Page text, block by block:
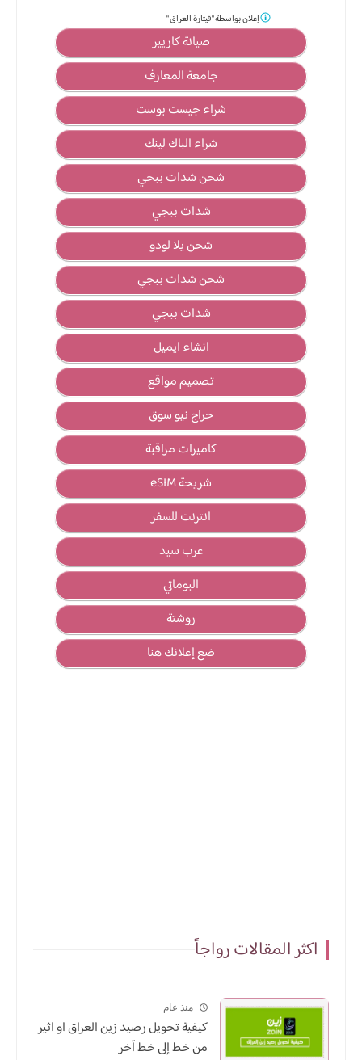
صيانة كاريير
جامعة المعارف
شراء جيست بوست
شراء الباك لينك
شحن شدات ببحي
شدات ببجي
شحن يلا لودو
شحن شدات ببجي
شدات ببجي
انشاء ايميل
تصميم مواقع
حراج نيو سوق
كاميرات مراقبة
شريحة eSIM
انترنت للسفر
عرب سيد
البوماتي
روشتة
ضع إعلانك هنا
إعلان بواسطة"قيثارة العراق "
اكثر المقالات رواجاً
منذ عام
كيفية تحويل رصيد زين العراق او اثير
من خط إلى خط آخر